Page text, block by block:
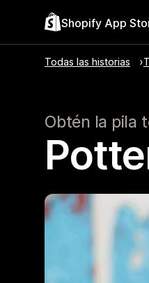
Shopify App
Todas las historias
Obtén la pila